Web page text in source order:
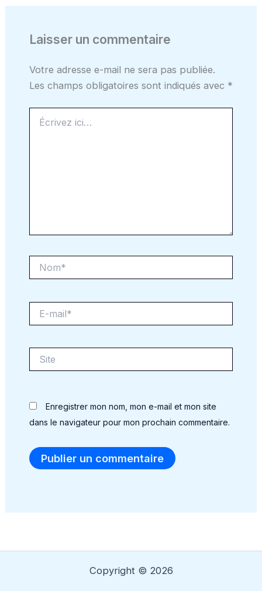
Laisser un commentaire
Votre adresse e-mail ne sera pas publiée.
Les champs obligatoires sont indiqués avec *
ici…
mail*
Enregistrer mon nom, mon e-mail et mon site
dans le navigateur pour mon prochain commentaire.
Copyright © 2026